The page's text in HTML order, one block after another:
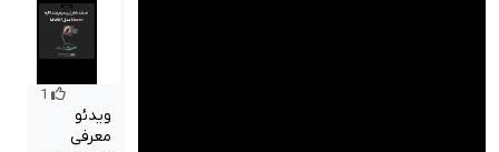
1
ویدئو
معرفی